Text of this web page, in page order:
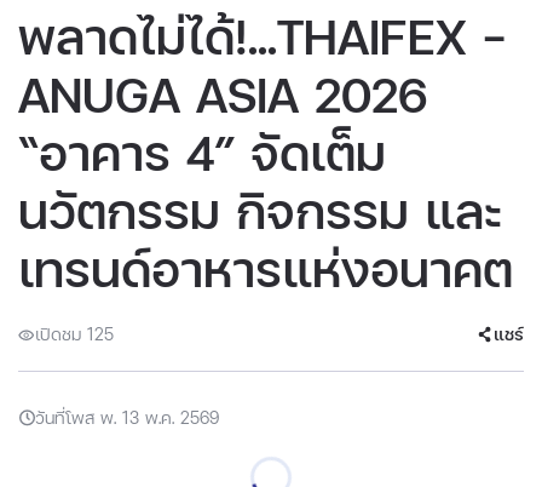
พลาดไม่ได้!...THAIFEX –
ANUGA ASIA 2026
“อาคาร 4” จัดเต็ม
นวัตกรรม กิจกรรม และ
เทรนด์อาหารแห่งอนาคต
เปิดชม 125 แชร์
วันที่โพส พ. 13 พ.ค. 2569